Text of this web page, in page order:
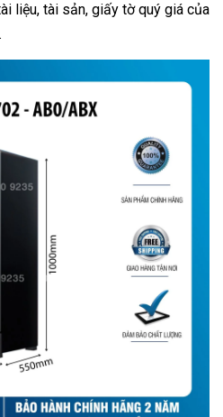
liệu, tài sản, giấy tờ quý giá của